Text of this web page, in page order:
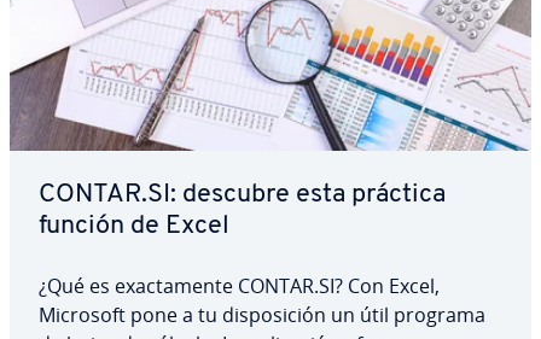
CONTAR.SI: descubre esta práctica
función de Excel
¿Qué es exac­ta­me­n­te CONTAR.SI? Con Excel,
Microsoft pone a tu di­s­po­si­ción un útil programa